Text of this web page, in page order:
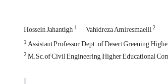
Hossein Jahantigh1 Vahidreza Amiresmaeili2
1Assistant Professor, Dept. of Desert Greening,
2M.Sc.of Civil Engineering, Higher Educational